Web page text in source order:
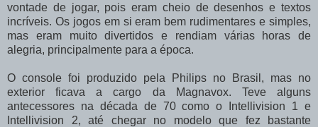
vontade de jogar, pois eram cheio de desenhos e textos
incríveis. Os jogos em si eram bem rudimentares e simples,
mas eram muito divertidos e rendiam várias horas de
alegria, principalmente para a época.
O console foi produzido pela Philips no Brasil, mas no
exterior ficava a cargo da Magnavox. Teve alguns
antecessores na década de 70 como o Intellivision 1 e
Intellivision 2, até chegar no modelo que fez bastante